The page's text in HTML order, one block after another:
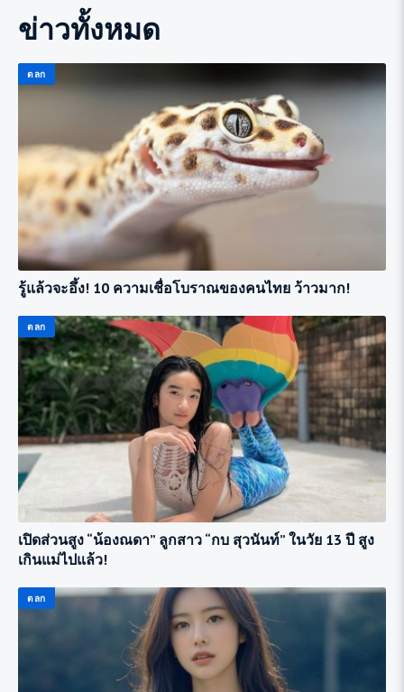
ข่าวทั้งหมด
ตลก
รู้แล้วจะอึ้ง! 10 ความเชื่อโบราณของคนไทย ว้าวมาก!
ตลก
เปิดส่วนสูง “น้องณดา” ลูกสาว “กบ สุวนันท์” ในวัย 13 ปี สูง
เกินแม่ไปแล้ว!
ตลก